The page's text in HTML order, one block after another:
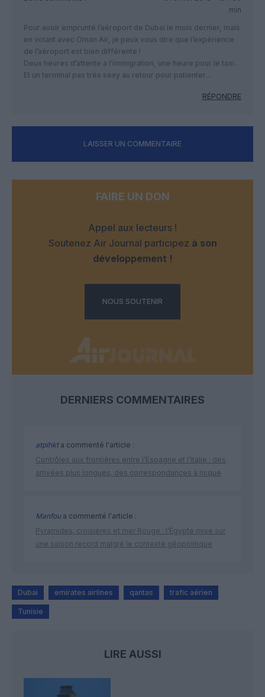
min
Pour avoir emprunté l’aéroport de Dubai le mois dernier, mais
en volant avec Oman Air, je peux vous dire que l’expérience
de l’aéroport est bien différente !
Deux heures d’attente a l’immigration, une heure pour le taxi..
Et un terminal pas très sexy au retour pour patienter…
RÉPONDRE
LAISSER UN COMMENTAIRE
FAIRE UN DON
Appel aux lecteurs !
Soutenez Air Journal participez à son
développement !
NOUS SOUTENIR
DERNIERS COMMENTAIRES
atplhkta commenté l'article :
Contrôles aux frontières entre l’Espagne et l’Italie : des
arrivées plus longues, des correspondances à risque
Manfoua commenté l'article :
Pyramides, croisières et mer Rouge : l’Égypte mise sur
une saison record malgré le contexte géopolitique
Dubai emirates airlines qantas trafic aérien
Tunisie
LIRE AUSSI